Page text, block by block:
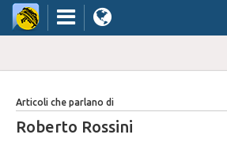
Articoli che parlano di
Roberto Rossini